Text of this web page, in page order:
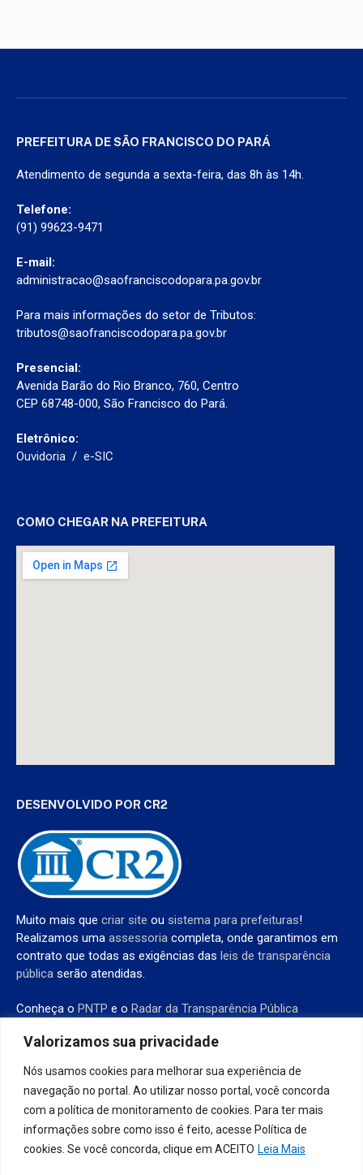
Valorizamos sua privacidade
Nós usamos cookies para melhorar sua experiência de
navegação no portal. Ao utilizar nosso portal, você concorda
com a política de monitoramento de cookies. Para ter mais
informações sobre como isso é feito, acesse Política de
cookies. Se você concorda, clique em ACEITO Leia Mais
PREFEITURA DE SÃO FRANCISCO DO PARÁ
Atendimento de segunda a sexta-feira, das 8h às 14h.
Telefone:
(91) 99623-9471
E-mail:
administracao@saofranciscodopara.pa.gov.br
Para mais informações do setor de Tributos:
tributos@saofranciscodopara.pa.gov.br
Presencial:
Avenida Barão do Rio Branco, 760, Centro
CEP 68748-000, São Francisco do Pará.
Eletrônico:
Ouvidoria / e-SIC
COMO CHEGAR NA PREFEITURA
DESENVOLVIDO POR CR2
Muito mais que criar site ou sistema para prefeituras!
Realizamos uma assessoria completa, onde garantimos em
contrato que todas as exigências das leis de transparência
pública serão atendidas.
Conheça o PNTP e o Radar da Transparência Pública
Todos os direitos reservados a Prefeitura de São Francisco do Pará
Mapa do Site
Acessar Área Administrativa
Acessar o Webmail